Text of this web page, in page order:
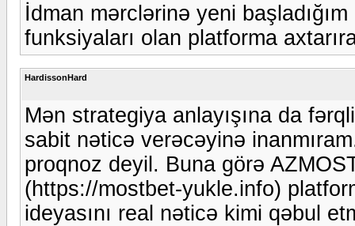
İdman mərclərinə yeni
funksiyaları olan platforma
HardissonHard
Mən strategiya anlayışına da
sabit nəticə verəcəyinə
proqnoz deyil. Buna görə
(https://mostbet-yukle.info)
ideyasını real nəticə kimi qəbul